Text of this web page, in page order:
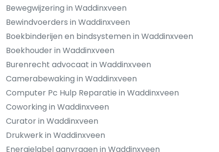
Bewegwijzering in Waddinxveen
Bewindvoerders in Waddinxveen
Boekbinderijen en bindsystemen in Waddinxveen
Boekhouder in Waddinxveen
Burenrecht advocaat in Waddinxveen
Camerabewaking in Waddinxveen
Computer Pc Hulp Reparatie in Waddinxveen
Coworking in Waddinxveen
Curator in Waddinxveen
Drukwerk in Waddinxveen
Energielabel aanvragen in Waddinxveen